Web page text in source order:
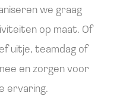
we graag
op maat. Of
uitje, teamdag of
en zorgen voor
ervaring.